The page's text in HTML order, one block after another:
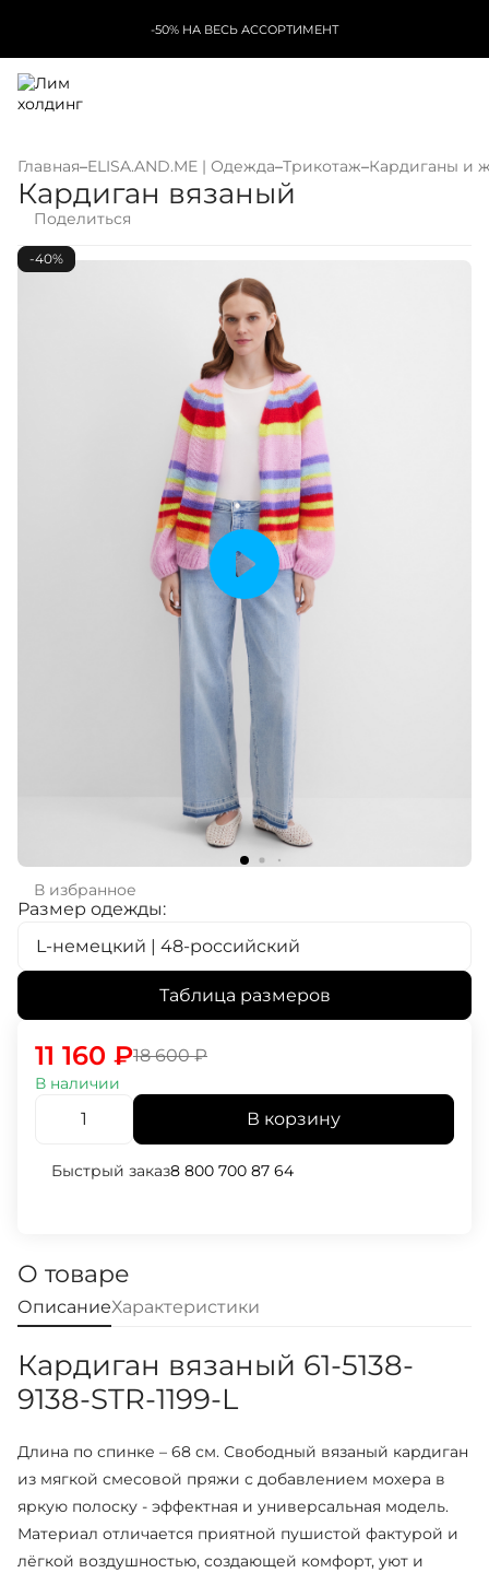
-50% НА ВЕСЬ АССОРТИМЕНТ
Главная–ELISA.AND.ME | Одежда–Трикотаж–Кардиганы и
Кардиган вязаный
Поделиться
-40%
В избранное
Размер одежды:
L-немецкий | 48-российский
Таблица размеров
18 600₽
11 160 ₽
В наличии
В корзину
Быстрый заказ8 800 700 87 64
О товаре
ОписаниеХарактеристики
Кардиган вязаный 61-5138-
9138-STR-1199-L
Длина по спинке – 68 см. Свободный вязаный кардиган
из мягкой смесовой пряжи с добавлением мохера в
яркую полоску - эффектная и универсальная модель.
Материал отличается приятной пушистой фактурой и
лёгкой воздушностью, создающей комфорт, уют и